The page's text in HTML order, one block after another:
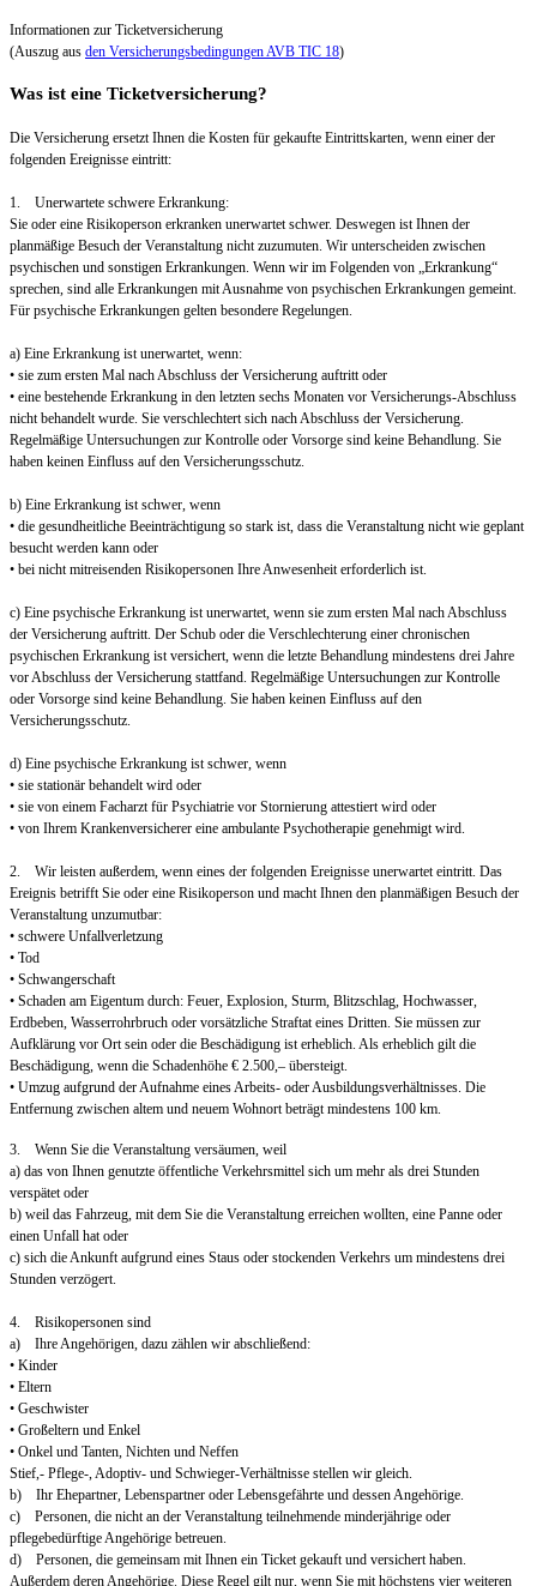
Informationen zur Ticketversicherung
(Auszug aus den Versicherungsbedingungen AVB TIC 18)
Was ist eine Ticketversicherung?
Die Versicherung ersetzt Ihnen die Kosten für gekaufte Eintrittskarten, wenn einer der
folgenden Ereignisse eintritt:
1. Unerwartete schwere Erkrankung:
Sie oder eine Risikoperson erkranken unerwartet schwer. Deswegen ist Ihnen der
planmäßige Besuch der Veranstaltung nicht zuzumuten. Wir unterscheiden zwischen
psychischen und sonstigen Erkrankungen. Wenn wir im Folgenden von „Erkrankung“
sprechen, sind alle Erkrankungen mit Ausnahme von psychischen Erkrankungen gemeint.
Für psychische Erkrankungen gelten besondere Regelungen.
a) Eine Erkrankung ist unerwartet, wenn:
• sie zum ersten Mal nach Abschluss der Versicherung auftritt oder
• eine bestehende Erkrankung in den letzten sechs Monaten vor Versicherungs-Abschluss
nicht behandelt wurde. Sie verschlechtert sich nach Abschluss der Versicherung.
Regelmäßige Untersuchungen zur Kontrolle oder Vorsorge sind keine Behandlung. Sie
haben keinen Einfluss auf den Versicherungsschutz.
b) Eine Erkrankung ist schwer, wenn
• die gesundheitliche Beeinträchtigung so stark ist, dass die Veranstaltung nicht wie geplant
besucht werden kann oder
• bei nicht mitreisenden Risikopersonen Ihre Anwesenheit erforderlich ist.
c) Eine psychische Erkrankung ist unerwartet, wenn sie zum ersten Mal nach Abschluss
der Versicherung auftritt. Der Schub oder die Verschlechterung einer chronischen
psychischen Erkrankung ist versichert, wenn die letzte Behandlung mindestens drei Jahre
vor Abschluss der Versicherung stattfand. Regelmäßige Untersuchungen zur Kontrolle
oder Vorsorge sind keine Behandlung. Sie haben keinen Einfluss auf den
Versicherungsschutz.
d) Eine psychische Erkrankung ist schwer, wenn
• sie stationär behandelt wird oder
• sie von einem Facharzt für Psychiatrie vor Stornierung attestiert wird oder
• von Ihrem Krankenversicherer eine ambulante Psychotherapie genehmigt wird.
2. Wir leisten außerdem, wenn eines der folgenden Ereignisse unerwartet eintritt. Das
Ereignis betrifft Sie oder eine Risikoperson und macht Ihnen den planmäßigen Besuch der
Veranstaltung unzumutbar:
• schwere Unfallverletzung
• Tod
• Schwangerschaft
• Schaden am Eigentum durch: Feuer, Explosion, Sturm, Blitzschlag, Hochwasser,
Erdbeben, Wasserrohrbruch oder vorsätzliche Straftat eines Dritten. Sie müssen zur
Aufklärung vor Ort sein oder die Beschädigung ist erheblich. Als erheblich gilt die
Beschädigung, wenn die Schadenhöhe € 2.500,– übersteigt.
• Umzug aufgrund der Aufnahme eines Arbeits- oder Ausbildungsverhältnisses. Die
Entfernung zwischen altem und neuem Wohnort beträgt mindestens 100 km.
3. Wenn Sie die Veranstaltung versäumen, weil
a) das von Ihnen genutzte öffentliche Verkehrsmittel sich um mehr als drei Stunden
verspätet oder
b) weil das Fahrzeug, mit dem Sie die Veranstaltung erreichen wollten, eine Panne oder
einen Unfall hat oder
c) sich die Ankunft aufgrund eines Staus oder stockenden Verkehrs um mindestens drei
Stunden verzögert.
4. Risikopersonen sind
a) Ihre Angehörigen, dazu zählen wir abschließend:
• Kinder
• Eltern
• Geschwister
• Großeltern und Enkel
• Onkel und Tanten, Nichten und Neffen
Stief,- Pflege-, Adoptiv- und Schwieger-Verhältnisse stellen wir gleich.
b) Ihr Ehepartner, Lebenspartner oder Lebensgefährte und dessen Angehörige.
c) Personen, die nicht an der Veranstaltung teilnehmende minderjährige oder
pflegebedürftige Angehörige betreuen.
d) Personen, die gemeinsam mit Ihnen ein Ticket gekauft und versichert haben.
Außerdem deren Angehörige. Diese Regel gilt nur, wenn Sie mit höchstens vier weiteren